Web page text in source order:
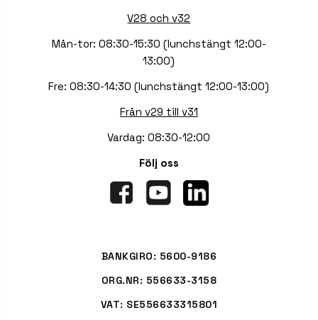
V28 och v32
Mån-tor: 08:30-15:30 (lunchstängt 12:00-
13:00)
Fre: 08:30-14:30 (lunchstängt 12:00-13:00)
Från v29 till v31
Vardag: 08:30-12:00
Följ oss
BANKGIRO: 5600-9186
ORG.NR: 556633-3158
VAT: SE556633315801